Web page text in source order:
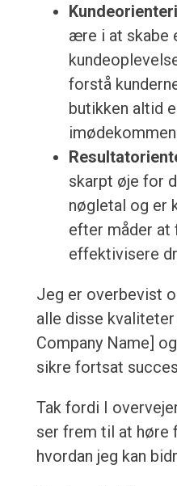
ære i at skabe
forstå
butikken altid
skarpt øje for
nøgletal og er
efter måder at
effektivisere
Jeg er overbevist
alle disse
Company Name]
sikre fortsat
Tak fordi I
ser frem til at høre
hvordan jeg kan